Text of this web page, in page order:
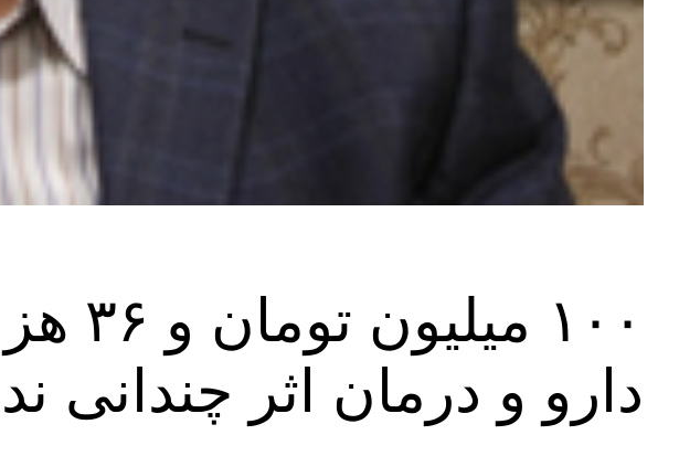
۱۰۰
دارو و درمان اثر چندانی